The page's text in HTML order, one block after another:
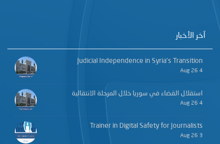
آخر الأخبار
Judicial Independence in Syria’s Transition
4 Aug 26
استقلال القضاء في سوريا خلال المرحلة الانتقالية
4 Aug 26
Trainer in Digital Safety for Journalists
3 Aug 26